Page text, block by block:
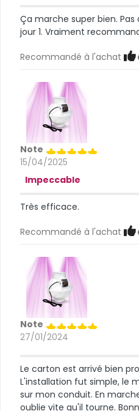
Ça marche super bien.
jour 1. Vraiment
Recommandé à l'achat
Note
15/04/2025
Impeccable
Très efficace.
Recommandé à l'achat
Note
27/01/2024
Le carton est arrivé bien
L'installation fut simple, le
sur mon conduit. En
oublie vite qu'il tourne.